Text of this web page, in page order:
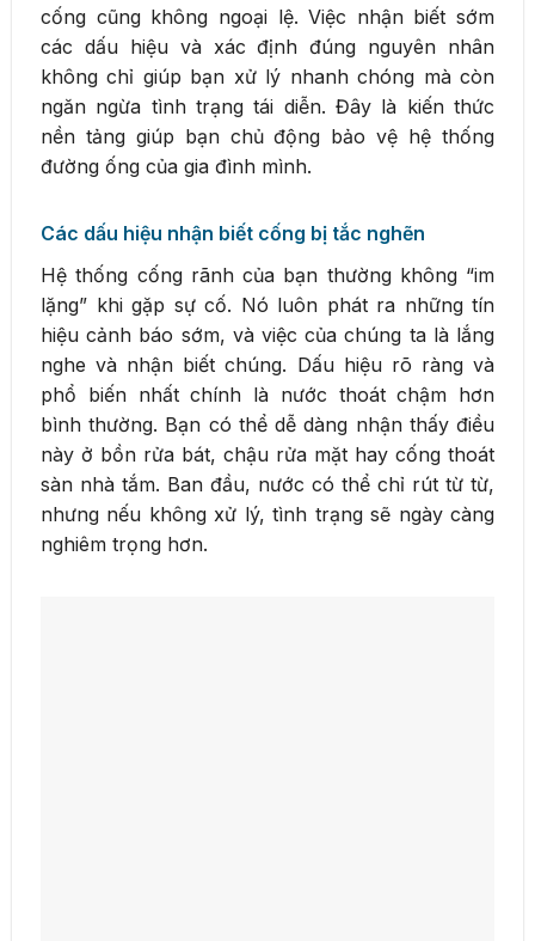
cống cũng không ngoại lệ. Việc nhận biết sớm
các dấu hiệu và xác định đúng nguyên nhân
không chỉ giúp bạn xử lý nhanh chóng mà còn
ngăn ngừa tình trạng tái diễn. Đây là kiến thức
nền tảng giúp bạn chủ động bảo vệ hệ thống
đường ống của gia đình mình.
Các dấu hiệu nhận biết cống bị tắc nghẽn
Hệ thống cống rãnh của bạn thường không “im
lặng” khi gặp sự cố. Nó luôn phát ra những tín
hiệu cảnh báo sớm, và việc của chúng ta là lắng
nghe và nhận biết chúng. Dấu hiệu rõ ràng và
phổ biến nhất chính là nước thoát chậm hơn
bình thường. Bạn có thể dễ dàng nhận thấy điều
này ở bồn rửa bát, chậu rửa mặt hay cống thoát
sàn nhà tắm. Ban đầu, nước có thể chỉ rút từ từ,
nhưng nếu không xử lý, tình trạng sẽ ngày càng
nghiêm trọng hơn.